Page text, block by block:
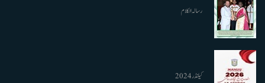
رسالہ الکلام
کیلنڈر 2024